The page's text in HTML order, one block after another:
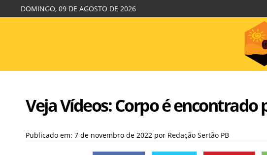
DOMINGO, 09 DE AGOSTO DE 2026
Veja Vídeos: Corpo é encontrado
Publicado em: 7 de novembro de 2022 por Redação Sertão PB